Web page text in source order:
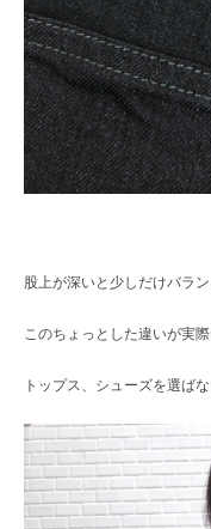
股上が深いと少しだけバラ
このちょっとした違いが実
トップス、シューズを選ば